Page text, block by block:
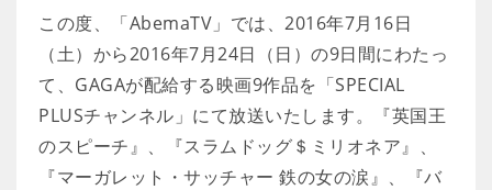
この度、「AbemaTV」では、2016年7月16日
（土）から2016年7月24日（日）の9日間にわたっ
て、GAGAが配給する映画9作品を「SPECIAL
PLUSチャンネル」にて放送いたします。『英国王
のスピーチ』、『スラムドッグ＄ミリオネア』、
『マーガレット・サッチャー 鉄の女の涙』、『バ